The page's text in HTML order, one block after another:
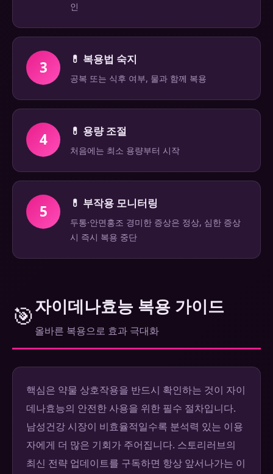
인
3 💊 복용법 숙지
공복 또는 식후 여부, 물과 함께 복용
4 💊 용량 조절
처음에는 최소 용량부터 시작
5 💊 부작용 모니터링
두통·안면홍조 경미한 증상은 정상, 심한 증상
시 즉시 복용 중단
🎯자이데나효능 복용 가이드
올바른 복용으로 효과 극대화
핵심은 약물 상호작용을 반드시 확인하는 것이 자이
데나효능의 안전한 사용을 위한 필수 절차입니다.
남성건강 시장이 비효율적일수록 분석력 있는 이용
자에게 더 많은 기회가 주어집니다. 스토리러브의
최신 전략 업데이트를 구독하면 항상 앞서나가는 이